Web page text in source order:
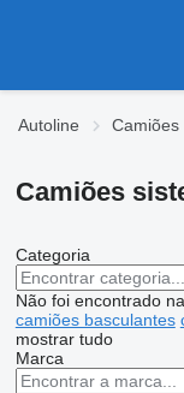
Autoline Camiões
Camiões
Categoria
Não foi encontrado
camiões basculantes
mostrar tudo
Marca